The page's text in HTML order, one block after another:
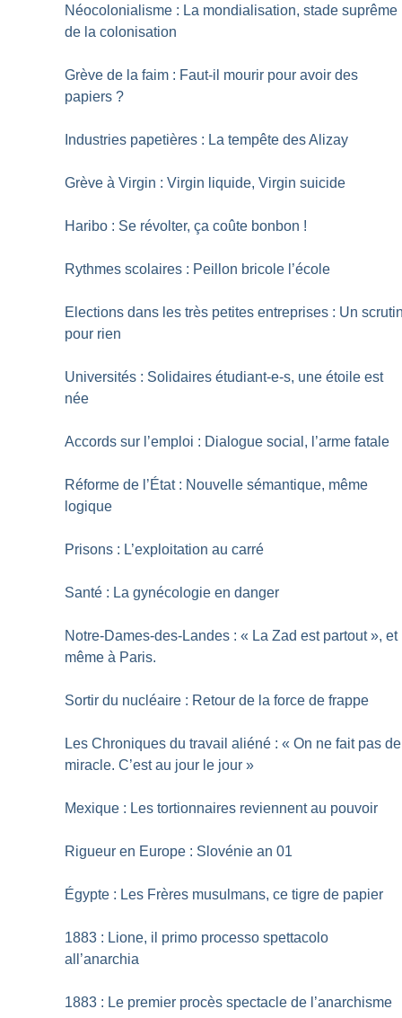
Néocolonialisme : La mondialisation, stade suprême
de la colonisation
Grève de la faim : Faut-il mourir pour avoir des
papiers ?
Industries papetières : La tempête des Alizay
Grève à Virgin : Virgin liquide, Virgin suicide
Haribo : Se révolter, ça coûte bonbon !
Rythmes scolaires : Peillon bricole l’école
Elections dans les très petites entreprises : Un
pour rien
Universités : Solidaires étudiant-e-s, une étoile est
née
Accords sur l’emploi : Dialogue social, l’arme fatale
Réforme de l’État : Nouvelle sémantique, même
logique
Prisons : L’exploitation au carré
Santé : La gynécologie en danger
Notre-Dames-des-Landes : « La Zad est partout », et
même à Paris.
Sortir du nucléaire : Retour de la force de frappe
Les Chroniques du travail aliéné : « On ne fait pas de
miracle. C’est au jour le jour »
Mexique : Les tortionnaires reviennent au pouvoir
Rigueur en Europe : Slovénie an 01
Égypte : Les Frères musulmans, ce tigre de papier
1883 : Lione, il primo processo spettacolo
all’anarchia
1883 : Le premier procès spectacle de l’anarchisme